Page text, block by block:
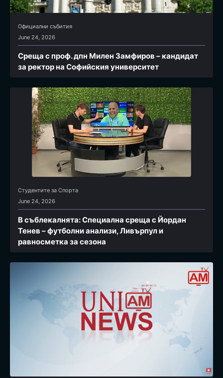
Официални събития
June 24, 2026
Среща с проф. дпн Милен Замфиров – кандидат
за ректор на Софийския университет
Студентите за Спортa
June 24, 2026
В съблекалнята: Специална среща с Йордан
Тенев – футболни анализи, Ливърпул и
равносметка за сезона